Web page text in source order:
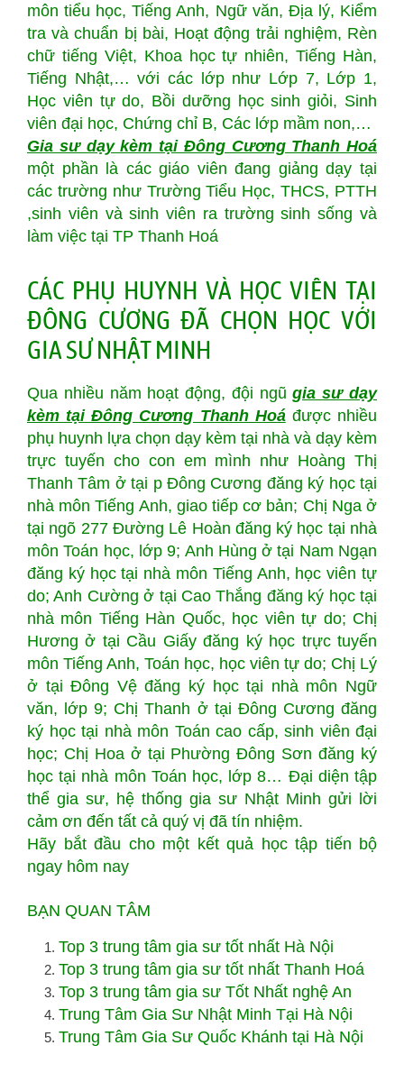
môn tiểu học, Tiếng Anh, Ngữ văn, Địa lý, Kiểm
tra và chuẩn bị bài, Hoạt động trải nghiệm, Rèn
chữ tiếng Việt, Khoa học tự nhiên, Tiếng Hàn,
Tiếng Nhật,… với các lớp như Lớp 7, Lớp 1,
Học viên tự do, Bồi dưỡng học sinh giỏi, Sinh
viên đại học, Chứng chỉ B, Các lớp mầm non,…
Gia sư dạy kèm tại Đông Cương Thanh Hoá
một phần là các giáo viên đang giảng dạy tại
các trường như Trường Tiểu Học, THCS, PTTH
,sinh viên và sinh viên ra trường sinh sống và
làm việc tại TP Thanh Hoá
CÁC PHỤ HUYNH VÀ HỌC VIÊN TẠI
ĐÔNG CƯƠNG ĐÃ CHỌN HỌC VỚI
GIA SƯ NHẬT MINH
Qua nhiều năm hoạt động, đội ngũgia sư dạy
kèm tại Đông Cương Thanh Hoá được nhiều
phụ huynh lựa chọn dạy kèm tại nhà và dạy kèm
trực tuyến cho con em mình như Hoàng Thị
Thanh Tâm ở tại p Đông Cương đăng ký học tại
nhà môn Tiếng Anh, giao tiếp cơ bản; Chị Nga ở
tại ngõ 277 Đường Lê Hoàn đăng ký học tại nhà
môn Toán học, lớp 9; Anh Hùng ở tại Nam Ngạn
đăng ký học tại nhà môn Tiếng Anh, học viên tự
do; Anh Cường ở tại Cao Thắng đăng ký học tại
nhà môn Tiếng Hàn Quốc, học viên tự do; Chị
Hương ở tại Cầu Giấy đăng ký học trực tuyến
môn Tiếng Anh, Toán học, học viên tự do; Chị Lý
ở tại Đông Vệ đăng ký học tại nhà môn Ngữ
văn, lớp 9; Chị Thanh ở tại Đông Cương đăng
ký học tại nhà môn Toán cao cấp, sinh viên đại
học; Chị Hoa ở tại Phường Đông Sơn đăng ký
học tại nhà môn Toán học, lớp 8… Đại diện tập
thể gia sư, hệ thống gia sư Nhật Minh gửi lời
cảm ơn đến tất cả quý vị đã tín nhiệm.
Hãy bắt đầu cho một kết quả học tập tiến bộ
ngay hôm nay
BẠN QUAN TÂM
Top 3 trung tâm gia sư tốt nhất Hà Nội
Top 3 trung tâm gia sư tốt nhất Thanh Hoá
Top 3 trung tâm gia sư Tốt Nhất nghệ An
Trung Tâm Gia Sư Nhật Minh Tại Hà Nội
Trung Tâm Gia Sư Quốc Khánh tại Hà Nội